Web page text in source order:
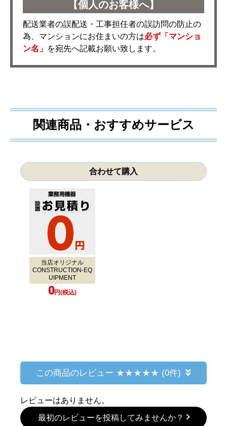
【個人のお客様へ】
配送業者の誤配送・工事担任者の誤訪問の防止の
為、マンションにお住まいの方は必ず「マンショ
ン名」 を宛先へ記載お願い致します。
関連商品・おすすめサービス
合わせて購入
当店オリジナル
CONSTRUCTION-EQ
UIPMENT
0円(税込)
この商品のレビュー (0件)
レビューはありません。
最初のレビューを投稿してみませんか？